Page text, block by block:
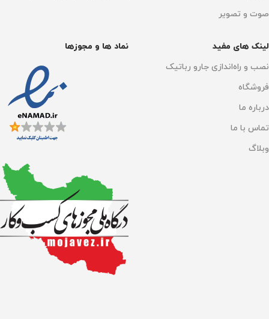
نوع موتور
شارژ سریع دارد
فیلتراسیون
پدهای میکروفیبر
صوت و تصویر
لینک های مفید
نصب و راه‌اندازی جارو رباتیک
فروشگاه
درباره ما
تماس با ما
وبلاگ
نماد ها و مجوزها